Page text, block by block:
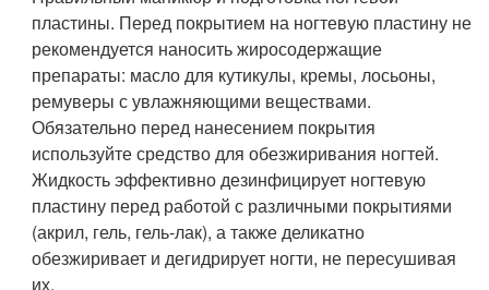
пластины. Перед покрытием на ногтевую пластину не
рекомендуется наносить жиросодержащие
препараты: масло для кутикулы, кремы, лосьоны,
ремуверы с увлажняющими веществами.
Обязательно перед нанесением покрытия
используйте средство для обезжиривания ногтей.
Жидкость эффективно дезинфицирует ногтевую
пластину перед работой с различными покрытиями
(акрил, гель, гель-лак), а также деликатно
обезжиривает и дегидрирует ногти, не пересушивая
их.